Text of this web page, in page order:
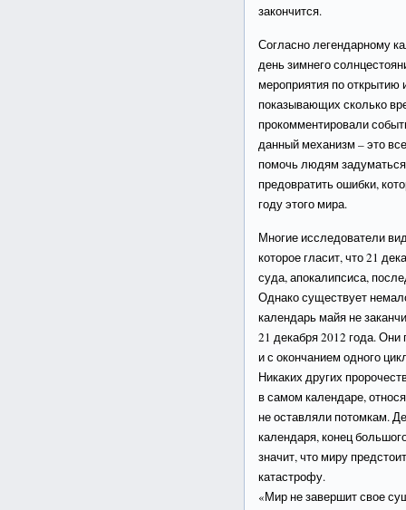
закончится.
Согласно легендарному
день зимнего
мероприятия по открытию
показывающих сколько
прокомментировали
данный механизм – это
помочь людям
предовратить ошибки,
году этого мира.
Многие исследователи
которое гласит, что 21
суда, апокалипсиса,
Однако существует
календарь майя не
21 декабря 2012 года.
и с окончанием одного
Никаких других
в самом календаре,
не оставляли потомкам.
календаря, конец
значит, что миру
катастрофу.
«Мир не завершит свое